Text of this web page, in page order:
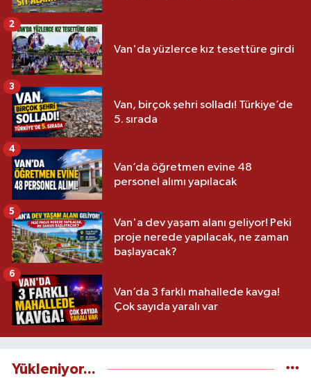
Van'da yüzlerce kız tesettüre girdi
2
Van, birçok şehri solladı! Türkiye’de
5. sırada
3
Van’da öğretmen evine 48
personel alımı yapılacak
4
Van'a dev yaşam alanı geliyor! Peki
proje nerede yapılacak, ne zaman
başlayacak?
5
Van’da 3 farklı mahallede kavga!
Çok sayıda yaralı var
6
Yükleniyor...